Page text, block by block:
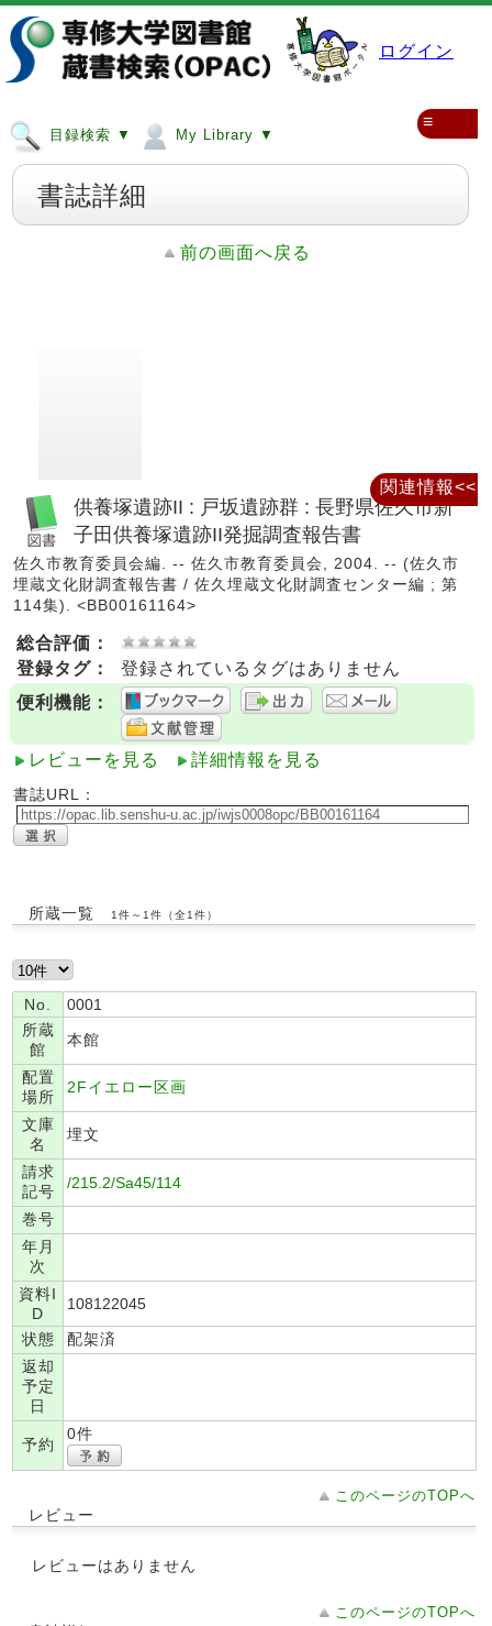
ログイン
目録検索 ▼ My Library ▼
≡
書誌詳細
前の画面へ戻る
供養塚遺跡II : 戸坂遺跡群 : 長野県佐久市新
子田供養塚遺跡II発掘調査報告書
佐久市教育委員会編. -- 佐久市教育委員会, 2004. -- (佐久市
埋蔵文化財調査報告書 / 佐久埋蔵文化財調査センター編 ; 第
114集). <BB00161164>
総合評価：
登録タグ：
登録されているタグはありません
便利機能：
レビューを見る 詳細情報を見る
書誌URL：
所蔵一覧 1件～1件（全1件）
No.
0001
所蔵
館
本館
配置
場所
2Fイエロー区画
文庫
名
埋文
請求
記号
/215.2/Sa45/114
巻号
年月
次
資料I
D
108122045
状態
配架済
返却
予定
日
予約
0件
このページのTOPへ
レビュー
レビューはありません
このページのTOPへ
関連情報<<